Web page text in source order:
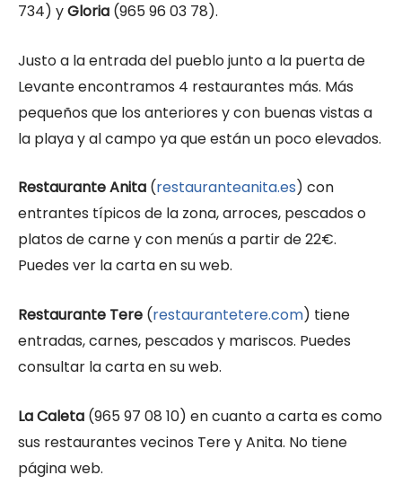
734) yGloria (965 96 03 78).
Justo a la entrada del pueblo junto a la puerta de
Levante encontramos 4 restaurantes más. Más
pequeños que los anteriores y con buenas vistas a
la playa y al campo ya que están un poco elevados.
Restaurante Anita (restauranteanita.es) con
entrantes típicos de la zona, arroces, pescados o
platos de carne y con menús a partir de 22€.
Puedes ver la carta en su web.
Restaurante Tere (restaurantetere.com) tiene
entradas, carnes, pescados y mariscos. Puedes
consultar la carta en su web.
La Caleta (965 97 08 10) en cuanto a carta es como
sus restaurantes vecinos Tere y Anita. No tiene
página web.